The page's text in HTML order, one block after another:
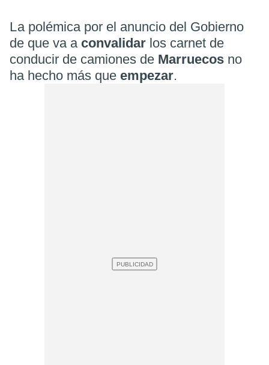
La polémica por el anuncio del Gobierno
de que va aconvalidar los carnet de
conducir de camiones de Marruecos no
ha hecho más que empezar.